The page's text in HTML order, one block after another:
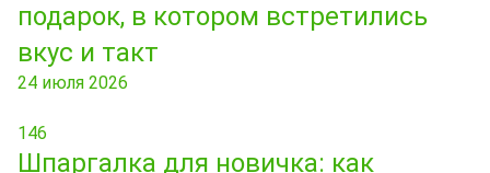
подарок, в котором встретились
вкус и такт
24 июля 2026
146
Шпаргалка для новичка: как